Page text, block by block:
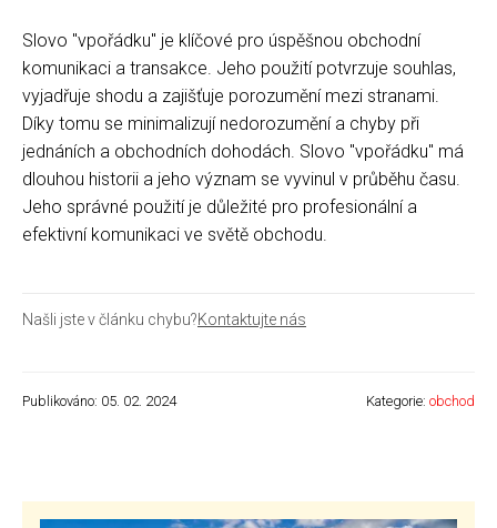
Slovo "vpořádku" je klíčové pro úspěšnou obchodní
komunikaci a transakce. Jeho použití potvrzuje souhlas,
vyjadřuje shodu a zajišťuje porozumění mezi stranami.
Díky tomu se minimalizují nedorozumění a chyby při
jednáních a obchodních dohodách. Slovo "vpořádku" má
dlouhou historii a jeho význam se vyvinul v průběhu času.
Jeho správné použití je důležité pro profesionální a
efektivní komunikaci ve světě obchodu.
Našli jste v článku chybu?Kontaktujte nás
Publikováno: 05. 02. 2024 Kategorie: obchod